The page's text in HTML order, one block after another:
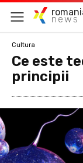
news
Cultura
Ce este
principii